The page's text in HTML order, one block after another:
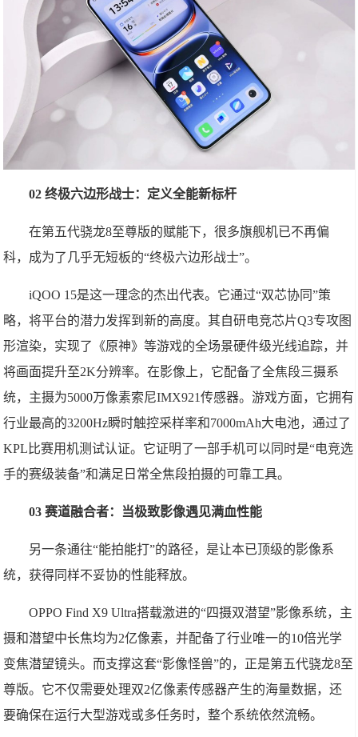
02 终极六边形战士：定义全能新标杆
在第五代骁龙8至尊版的赋能下，很多旗舰机已不再偏
科，成为了几乎无短板的“终极六边形战士”。
iQOO 15是这一理念的杰出代表。它通过“双芯协同”策
略，将平台的潜力发挥到新的高度。其自研电竞芯片Q3专攻图
形渲染，实现了《原神》等游戏的全场景硬件级光线追踪，并
将画面提升至2K分辨率。在影像上，它配备了全焦段三摄系
统，主摄为5000万像素索尼IMX921传感器。游戏方面，它拥有
行业最高的3200Hz瞬时触控采样率和7000mAh大电池，通过了
KPL比赛用机测试认证。它证明了一部手机可以同时是“电竞选
手的赛级装备”和满足日常全焦段拍摄的可靠工具。
03 赛道融合者：当极致影像遇见满血性能
另一条通往“能拍能打”的路径，是让本已顶级的影像系
统，获得同样不妥协的性能释放。
OPPO Find X9 Ultra搭载激进的“四摄双潜望”影像系统，主
摄和潜望中长焦均为2亿像素，并配备了行业唯一的10倍光学
变焦潜望镜头。而支撑这套“影像怪兽”的，正是第五代骁龙8至
尊版。它不仅需要处理双2亿像素传感器产生的海量数据，还
要确保在运行大型游戏或多任务时，整个系统依然流畅。